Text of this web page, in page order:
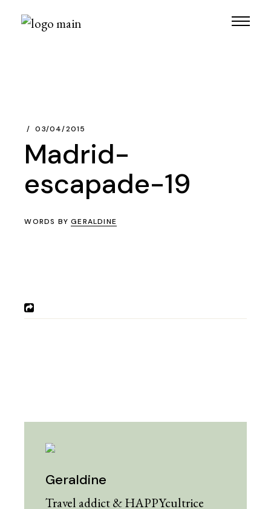
03/04/2015
Madrid-
escapade-19
WORDS BYGERALDINE
Geraldine
Travel addict & HAPPYcultrice